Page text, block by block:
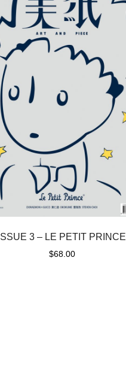
ISSUE 3 – LE PETIT PRINCE
$68.00